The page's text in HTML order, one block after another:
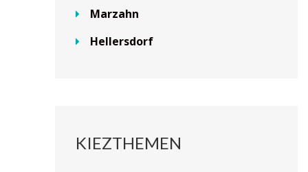
Marzahn
Hellersdorf
KIEZTHEMEN